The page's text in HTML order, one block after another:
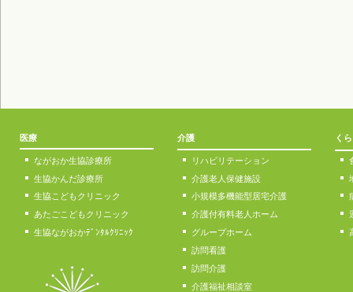
医療
ながおか生協診療所
生協かんだ診療所
生協こどもクリニック
あたごこどもクリニック
生協ながおかﾃﾞﾝﾀﾙｸﾘﾆｯｸ
介護
リハビリテーション
介護老人保健施設
小規模多機能型居宅介護
介護付有料老人ホーム
グループホーム
訪問看護
訪問介護
介護福祉相談室
く